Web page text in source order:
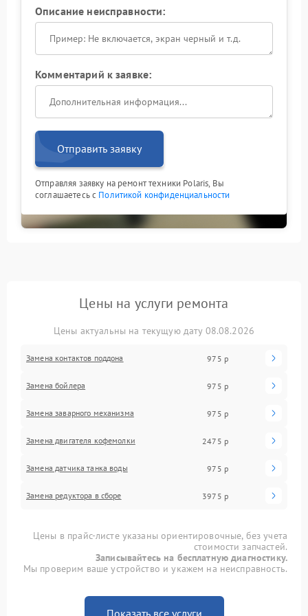
отображает информацию четко и стабильно, что
делает управление кофемашиной удобным и
понятным.
Описание неисправности:
Комментарий к заявке:
Отправить заявку
Отправляя заявку на ремонт техники Polaris, Вы
соглашаетесь с Политикой конфиденциальности
Цены на услуги ремонта
Цены актуальны на текущую дату 08.08.2026
Замена контактов поддона 975 р
Замена бойлера 975 р
Замена заварного механизма 975 р
Замена двигателя кофемолки 2475 р
Замена датчика танка воды 975 р
Замена редуктора в сборе 3975 р
Цены в прайс-листе указаны ориентировочные, без учета
стоимости запчастей.
Записывайтесь на бесплатную диагностику.
Мы проверим ваше устройство и укажем на неисправность.
Показать все услуги